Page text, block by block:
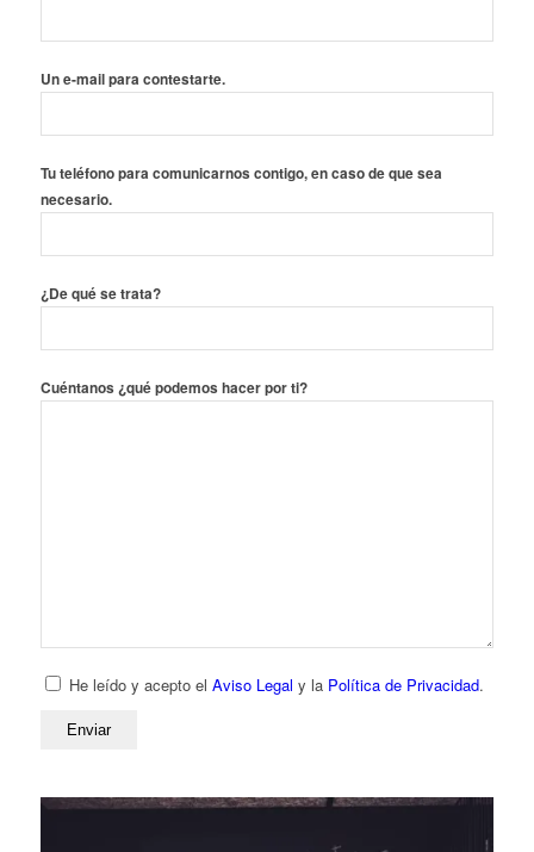
Un e-mail para contestarte.
Tu teléfono para comunicarnos contigo, en caso de que sea
necesario.
¿De qué se trata?
Cuéntanos ¿qué podemos hacer por ti?
He leído y acepto el Aviso Legal y la Política de Privacidad.